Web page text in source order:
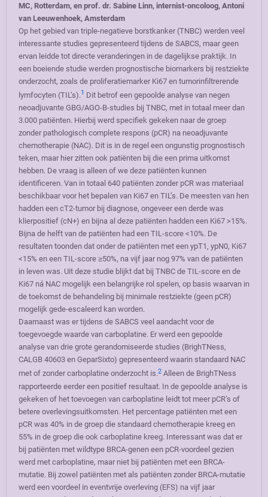
MC, Rotterdam, en prof. dr. Sabine Linn, internist-oncoloog, Antoni
van Leeuwenhoek, Amsterdam
Op het gebied van triple-negatieve borstkanker (TNBC) werden veel
interessante studies gepresenteerd tijdens de SABCS, maar geen
ervan leidde tot directe veranderingen in de dagelijkse praktijk. In
een boeiende studie werden prognostische biomarkers bij restziekte
onderzocht, zoals de proliferatiemarker Ki67 en tumorinfiltrerende
lymfocyten (TIL’s).1 Dit betrof een gepoolde analyse van negen
neoadjuvante GBG/AGO-B-studies bij TNBC, met in totaal meer dan
3.000 patiënten. Hierbij werd specifiek gekeken naar de groep
zonder pathologisch complete respons (pCR) na neoadjuvante
chemotherapie (NAC). Dit is in de regel een ongunstig prognostisch
teken, maar hier zitten ook patiënten bij die een prima uitkomst
hebben. De vraag is alleen of we deze patiënten kunnen
identificeren. Van in totaal 640 patiënten zonder pCR was materiaal
beschikbaar voor het bepalen van Ki67 en TIL’s. De meesten van hen
hadden een cT2-tumor bij diagnose, ongeveer een derde was
klierpositief (cN+) en bijna al deze patiënten hadden een Ki67 >15%.
Bijna de helft van de patiënten had een TIL-score <10%. De
resultaten toonden dat onder de patiënten met een ypT1, ypN0, Ki67
<15% en een TIL-score ≥50%, na vijf jaar nog 97% van de patiënten
in leven was. Uit deze studie blijkt dat bij TNBC de TIL-score en de
Ki67 ná NAC mogelijk een belangrijke rol spelen, op basis waarvan in
de toekomst de behandeling bij minimale restziekte (geen pCR)
mogelijk gede-escaleerd kan worden.
Daarnaast was er tijdens de SABCS veel aandacht voor de
toegevoegde waarde van carboplatine. Er werd een gepoolde
analyse van drie grote gerandomiseerde studies (BrighTNess,
CALGB 40603 en GeparSixto) gepresenteerd waarin standaard NAC
met of zonder carboplatine onderzocht is.2 Alleen de BrighTNess
rapporteerde eerder een positief resultaat. In de gepoolde analyse is
gekeken of het toevoegen van carboplatine leidt tot meer pCR’s of
betere overlevingsuitkomsten. Het percentage patiënten met een
pCR was 40% in de groep die standaard chemotherapie kreeg en
55% in de groep die ook carboplatine kreeg. Interessant was dat er
bij patiënten met wildtype BRCA-genen een pCR-voordeel gezien
werd met carboplatine, maar niet bij patiënten met een BRCA-
mutatie. Bij zowel patiënten met als patiënten zonder BRCA-mutatie
werd een voordeel in eventvrije overleving (EFS) na vijf jaar